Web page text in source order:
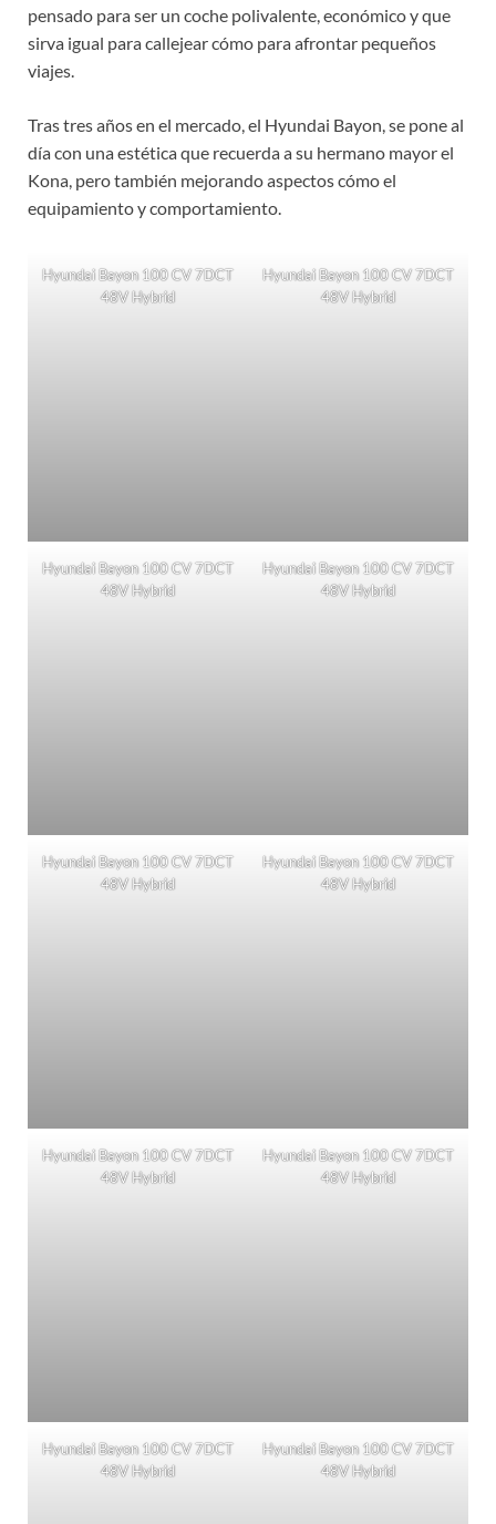
pensado para ser un coche polivalente, económico y que
sirva igual para callejear cómo para afrontar pequeños
viajes.
Tras tres años en el mercado, el Hyundai Bayon, se pone al
día con una estética que recuerda a su hermano mayor el
Kona, pero también mejorando aspectos cómo el
equipamiento y comportamiento.
Hyundai Bayon 100 CV 7DCT
48V Hybrid
Hyundai Bayon 100 CV 7DCT
48V Hybrid
Hyundai Bayon 100 CV 7DCT
48V Hybrid
Hyundai Bayon 100 CV 7DCT
48V Hybrid
Hyundai Bayon 100 CV 7DCT
48V Hybrid
Hyundai Bayon 100 CV 7DCT
48V Hybrid
Hyundai Bayon 100 CV 7DCT
48V Hybrid
Hyundai Bayon 100 CV 7DCT
48V Hybrid
Hyundai Bayon 100 CV 7DCT
48V Hybrid
Hyundai Bayon 100 CV 7DCT
48V Hybrid